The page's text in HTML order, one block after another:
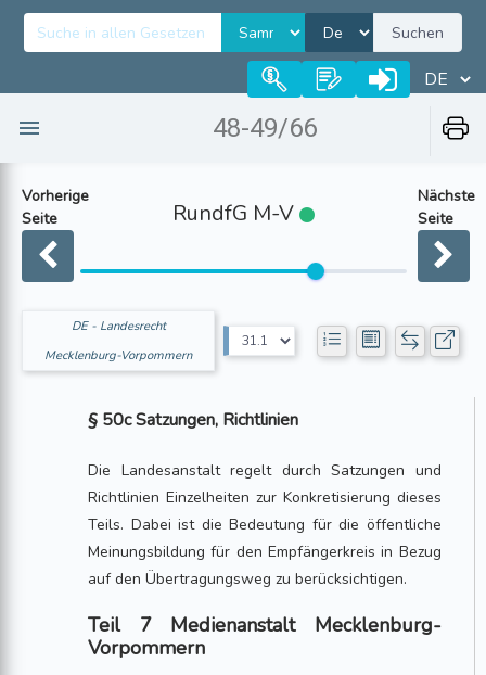
Suchen
48-49/66
Vorherige
Seite
RundfG M-V
Nächste
Seite
DE - Landesrecht
Mecklenburg-Vorpommern
§ 50c Satzungen, Richtlinien
Die Landesanstalt regelt durch Satzungen und
Richtlinien Einzelheiten zur Konkretisierung dieses
Teils. Dabei ist die Bedeutung für die öffentliche
Meinungsbildung für den Empfängerkreis in Bezug
auf den Übertragungsweg zu berücksichtigen.
Teil 7 Medienanstalt Mecklenburg-
Vorpommern